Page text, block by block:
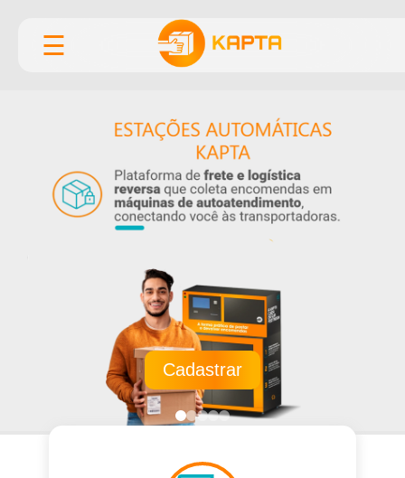
☰
Cadastrar